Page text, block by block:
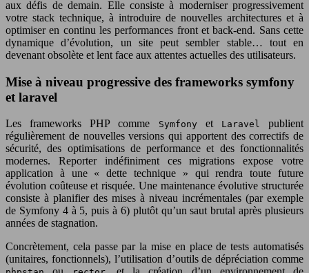
aux défis de demain. Elle consiste à moderniser progressivement
votre stack technique, à introduire de nouvelles architectures et à
optimiser en continu les performances front et back-end. Sans cette
dynamique d’évolution, un site peut sembler stable… tout en
devenant obsolète et lent face aux attentes actuelles des utilisateurs.
Mise à niveau progressive des frameworks symfony
et laravel
Les frameworks PHP comme Symfony et Laravel
publient
régulièrement de nouvelles versions qui apportent des correctifs de
sécurité, des optimisations de performance et des fonctionnalités
modernes. Reporter indéfiniment ces migrations expose votre
application à une « dette technique » qui rendra toute future
évolution coûteuse et risquée. Une maintenance évolutive structurée
consiste à planifier des mises à niveau incrémentales (par exemple
de Symfony 4 à 5, puis à 6) plutôt qu’un saut brutal après plusieurs
années de stagnation.
Concrètement, cela passe par la mise en place de tests automatisés
(unitaires, fonctionnels), l’utilisation d’outils de dépréciation comme